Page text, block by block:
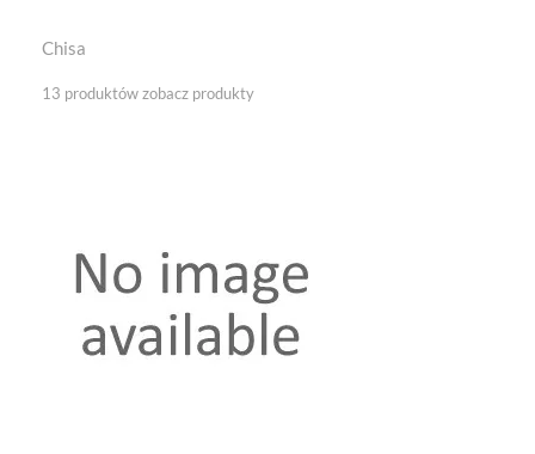
Chisa
13 produktówzobacz produkty